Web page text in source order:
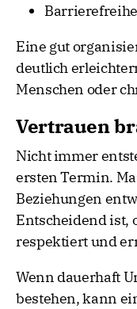
Eine gut
deutlich
Menschen oder
Vertrauen
Nicht immer
ersten Termin.
Beziehungen
Entscheidend ist,
respektiert und
Wenn dauerhaft
bestehen, kann